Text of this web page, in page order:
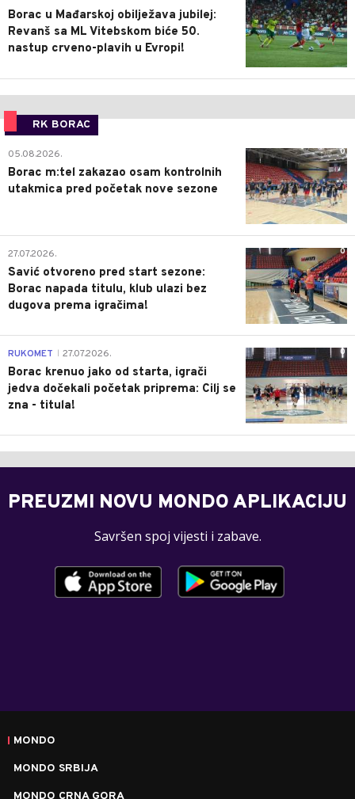
Borac u Mađarskoj obilježava jubilej:
Revanš sa ML Vitebskom biće 50.
nastup crveno-plavih u Evropi!
RK BORAC
0
05.08.2026.
Borac m:tel zakazao osam kontrolnih
utakmica pred početak nove sezone
0
27.07.2026.
Savić otvoreno pred start sezone:
Borac napada titulu, klub ulazi bez
dugova prema igračima!
0
RUKOMET 27.07.2026.
Borac krenuo jako od starta, igrači
jedva dočekali početak priprema: Cilj se
zna - titula!
PREUZMI NOVU MONDO APLIKACIJU
Savršen spoj vijesti i zabave.
MONDO
MONDO SRBIJA